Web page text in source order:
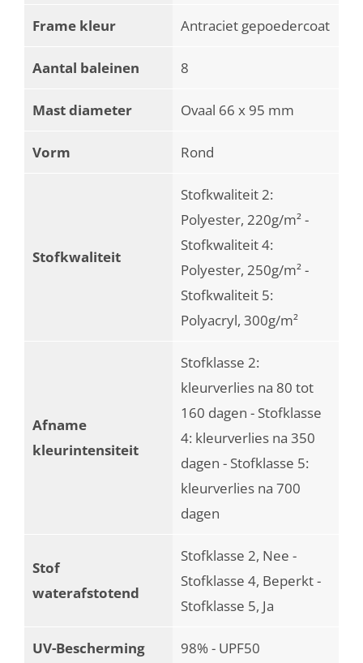
Frame kleur Antraciet gepoedercoat
Aantal baleinen 8
Mast diameter Ovaal 66 x 95 mm
Vorm Rond
Stofkwaliteit
Stofkwaliteit 2:
Polyester, 220g/m² -
Stofkwaliteit 4:
Polyester, 250g/m² -
Stofkwaliteit 5:
Polyacryl, 300g/m²
Afname
kleurintensiteit
Stofklasse 2:
kleurverlies na 80 tot
160 dagen - Stofklasse
4: kleurverlies na 350
dagen - Stofklasse 5:
kleurverlies na 700
dagen
Stof
waterafstotend
Stofklasse 2, Nee -
Stofklasse 4, Beperkt -
Stofklasse 5, Ja
UV-Bescherming 98% - UPF50